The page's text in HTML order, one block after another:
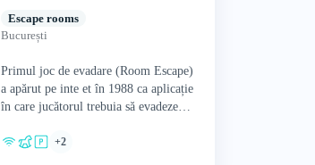
Escape rooms
București
Primul joc de evadare (Room Escape)
a apărut pe inte et în 1988 ca aplicație
în care jucătorul trebuia să evadeze
obiecte.…
+2